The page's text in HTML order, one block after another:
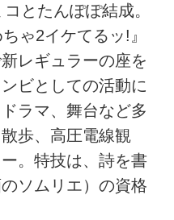
とたんぽぽ結成。
ゃ2イケてるッ!』
レギュラーの座を
ビとしての活動に
ラマ、舞台など多
歩、高圧電線観
。特技は、詩を書
ソムリエ）の資格